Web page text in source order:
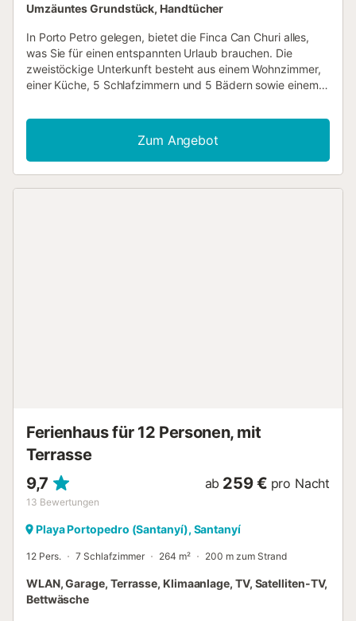
Umzäuntes Grundstück, Handtücher
In Porto Petro gelegen, bietet die Finca Can Churi alles,
was Sie für einen entspannten Urlaub brauchen. Die
zweistöckige Unterkunft besteht aus einem Wohnzimmer,
einer Küche, 5 Schlafzimmern und 5 Bädern sowie einem
Ausstattung gehören außerdem Wi-Fi, ein Smart TV mit
Streaming-Diensten, eine Klimaanlage, ein Ventilator, eine
Waschmaschine sowie ein Trockner. Ein Babybett und ein
Hochstuhl sind ebenfalls vorhanden. Diese Unterkunft
Zum Angebot
Ferienhaus für 12 Personen, mit
Terrasse
9,7
13 Bewertungen
ab 259 € pro Nacht
Playa Portopedro (Santanyí), Santanyí
12 Pers. 7 Schlafzimmer 264 m² 200 m zum Strand
WLAN, Garage, Terrasse, Klimaanlage, TV, Satelliten-TV,
Bettwäsche